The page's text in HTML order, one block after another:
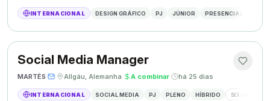
INTERNACIONAL DESIGN GRÁFICO PJ JÚNIOR PRESENCIAL
Social Media Manager
MARTÈS· · Allgäu, Alemanha· A combinar· há 25 dias
INTERNACIONAL SOCIAL MEDIA PJ PLENO HÍBRIDO SOCIAL MEDIA